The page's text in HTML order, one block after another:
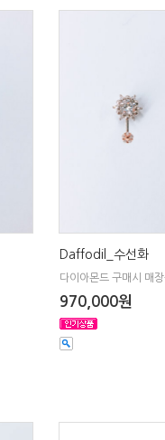
Daffodil_수선화
다이아몬드 구매시 매
970,000원